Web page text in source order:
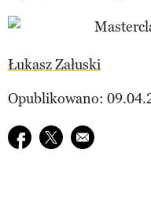
Łukasz Załuski
Opublikowano:
Udostępnij na facebook
Udostępnij na
E-mail do